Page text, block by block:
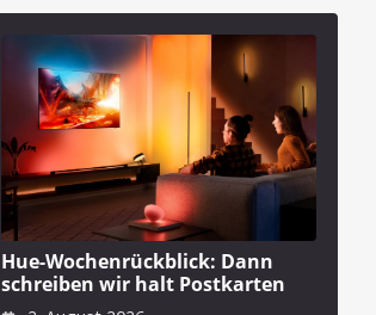
Hue-Wochenrückblick: Dann
schreiben wir halt Postkarten